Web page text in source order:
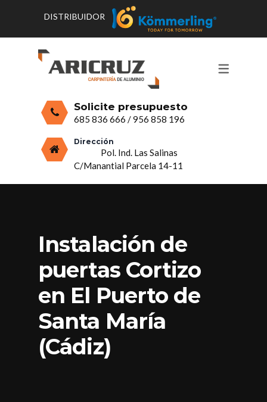
PRODUCTOS
PUERTAS, VENTANAS Y
CERRAMIENTOS, PORCHES Y TECHOS
ALUMINIO
CONTACTO Y HORARIOS
PRESUPUESTO
DISTRIBUIDOR
Solicite presupuesto
685 836 666 /956 858 196
Dirección
Pol. Ind. Las Salinas
C/Manantial Parcela 14-11
Instalación de
puertas Cortizo
en El Puerto de
Santa María
(Cádiz)